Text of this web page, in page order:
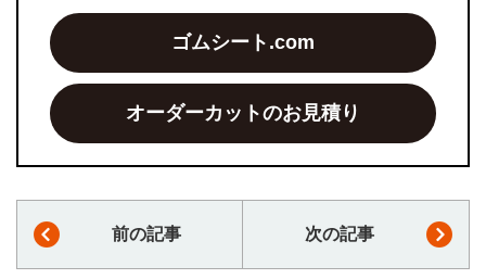
ゴムシート.com
オーダーカットのお見積り
前の記事 次の記事